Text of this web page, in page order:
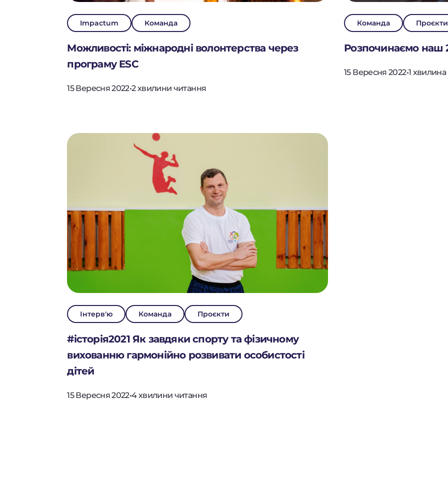
Impactum Команда
Можливості: міжнародні волонтерства через
програму ESC
15 Вересня 2022•2 хвилини читання
Команда Проєкти
Розпочинаємо наш
15 Вересня 2022•1
Інтерв'ю Команда Проєкти
#історія2021 Як завдяки спорту та фізичному
вихованню гармонійно розвивати особистості
дітей
15 Вересня 2022•4 хвилини читання